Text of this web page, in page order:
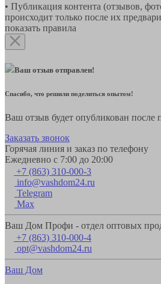
• Публикация контента (отзывов,
происходит только после их
показать правила
Ваш отзыв отправлен!
Спасибо, что решили поделиться опытом!
Ваш отзыв будет опубликован после
Заказать звонок
Горячая линия и заказ по телефону
Ежедневно с 7:00 до 20:00
+7 (863) 310-000-3
info@vashdom24.ru
Telegram
Max
Ваш Дом Профи - отдел оптовых
+7 (863) 310-000-4
opt@vashdom24.ru
Ваш Дом